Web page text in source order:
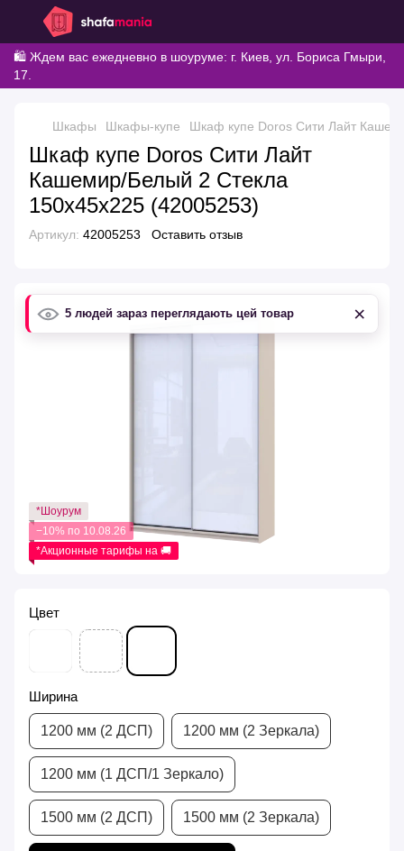
🛍️ Ждем вас ежедневно в шоуруме: г. Киев, ул. Бориса Гмыри,
17.
Шкафы Шкафы-купе Шкаф купе Doros Сити Лайт
Шкаф купе Doros Сити Лайт
Кашемир/Белый 2 Стекла
150х45х225 (42005253)
Артикул: 42005253 Оставить отзыв
*Шоурум
−10% по 10.08.26
*Акционные тарифы на 🚚
5 людей зараз переглядають цей товар ×
Цвет
Ширина
1200 мм (2 ДСП) 1200 мм (2 Зеркала)
1200 мм (1 ДСП/1 Зеркало)
1500 мм (2 ДСП) 1500 мм (2 Зеркала)